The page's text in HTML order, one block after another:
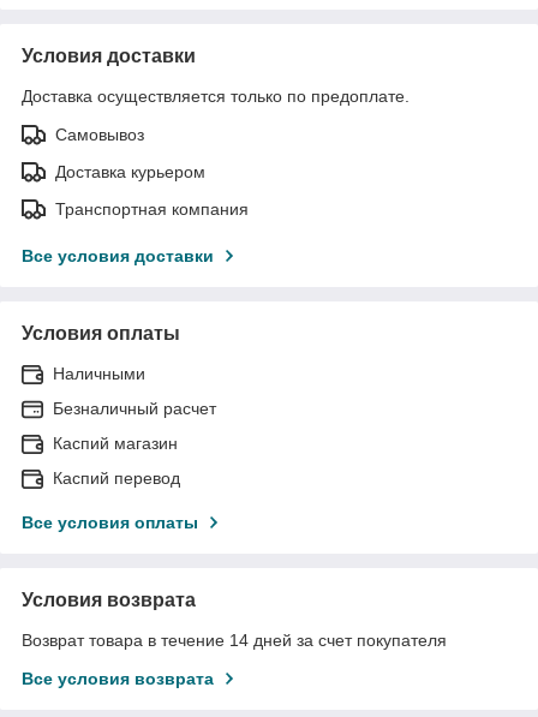
Условия доставки
Доставка осуществляется только по предоплате.
Самовывоз
Доставка курьером
Транспортная компания
Все условия доставки
Условия оплаты
Наличными
Безналичный расчет
Каспий магазин
Каспий перевод
Все условия оплаты
Условия возврата
Возврат товара в течение 14 дней за счет покупателя
Все условия возврата